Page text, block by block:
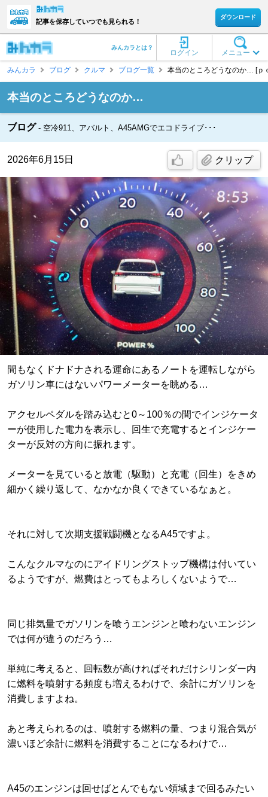
記事を保存していつでも見られる！
ダウンロード
メニュー
ログイン
みんカラとは？
みんカラ ブログ クルマ ブログ一覧 本当のところどうなのか… [ｐ
本当のところどうなのか…
ブログ 空冷911、アバルト、A45AMGでエコドライブ･･･
2026年6月15日 クリップ
間もなくドナドナされる運命にあるノートを運転しながら
ガソリン車にはないパワーメーターを眺める…
アクセルペダルを踏み込むと0～100％の間でインジケータ
ーが使用した電力を表示し、回生で充電するとインジケー
ターが反対の方向に振れます。
メーターを見ていると放電（駆動）と充電（回生）をきめ
細かく繰り返して、なかなか良くできているなぁと。
それに対して次期支援戦闘機となるA45ですよ。
こんなクルマなのにアイドリングストップ機構は付いてい
るようですが、燃費はとってもよろしくないようで…
同じ排気量でガソリンを喰うエンジンと喰わないエンジン
では何が違うのだろう…
単純に考えると、回転数が高ければそれだけシリンダー内
に燃料を噴射する頻度も増えるわけで、余計にガソリンを
消費しますよね。
あと考えられるのは、噴射する燃料の量、つまり混合気が
濃いほど余計に燃料を消費することになるわけで…
A45のエンジンは回せばとんでもない領域まで回るみたい